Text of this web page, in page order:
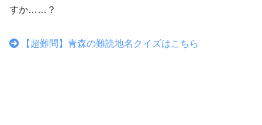
すか……？
【超難問】青森の難読地名クイズはこちら